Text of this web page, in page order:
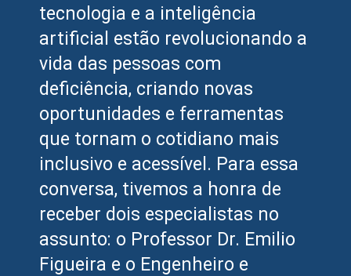
tecnologia e a inteligência
artificial estão revolucionando a
vida das pessoas com
deficiência, criando novas
oportunidades e ferramentas
que tornam o cotidiano mais
inclusivo e acessível. Para essa
conversa, tivemos a honra de
receber dois especialistas no
assunto: o Professor Dr. Emilio
Figueira e o Engenheiro e